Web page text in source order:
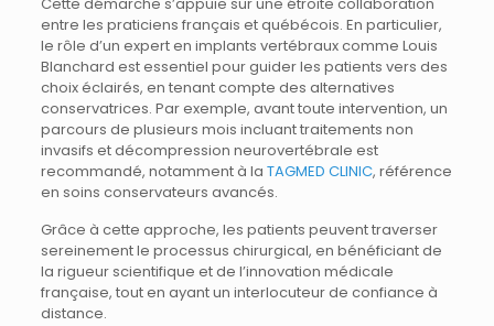
Cette démarche s’appuie sur une étroite collaboration
entre les praticiens français et québécois. En particulier,
le rôle d’un expert en implants vertébraux comme Louis
Blanchard est essentiel pour guider les patients vers des
choix éclairés, en tenant compte des alternatives
conservatrices. Par exemple, avant toute intervention, un
parcours de plusieurs mois incluant traitements non
invasifs et décompression neurovertébrale est
recommandé, notamment à la TAGMED CLINIC, référence
en soins conservateurs avancés.
Grâce à cette approche, les patients peuvent traverser
sereinement le processus chirurgical, en bénéficiant de
la rigueur scientifique et de l’innovation médicale
française, tout en ayant un interlocuteur de confiance à
distance.